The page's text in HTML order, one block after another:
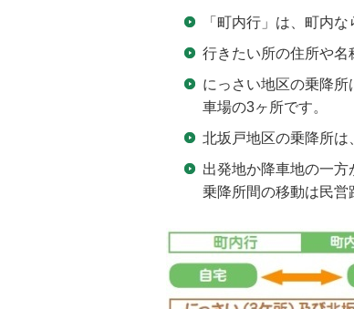
「町内行」は、町内
行きたい所の住所や名
にっさい地区の乗降
車場の3ヶ所です。
北坂戸地区の乗降所は
出発地か降車地の一
乗降所間の移動は民営